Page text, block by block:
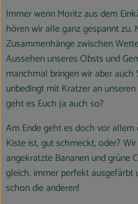
Immer wenn Moritz aus dem
hören wir alle ganz gespannt zu.
Zusammenhänge zwischen
Aussehen unseres Obsts und
manchmal bringen wir aber
unbedingt mit Kratzer an
geht es Euch ja auch so?
Am Ende geht es doch vor allem
Kiste ist, gut schmeckt, oder?
angekratzte Bananen und grüne
gleich, immer perfekt ausgefärbt
schon die anderen!